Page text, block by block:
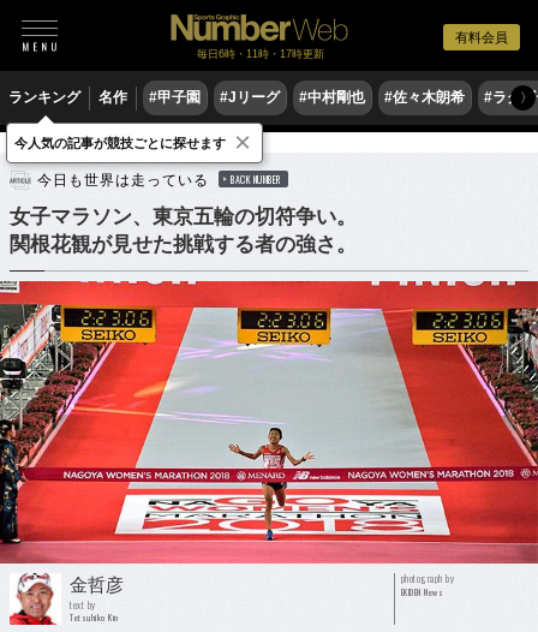
有料会員
毎日6時・11時・17時更新
ランキング 名作 #甲子園 #Jリーグ #中村剛也 #佐々木朗希 #ラグ〉
陸上 マラソン
今日も世界は走っている BACK NUMBER
女子マラソン、東京五輪の切符争い。
関根花観が見せた挑戦する者の強さ。
金哲彦
text by
Tetsuhiko Kin
photograph by
EKIDEN News
今人気の記事が競技ごとに探せます ×